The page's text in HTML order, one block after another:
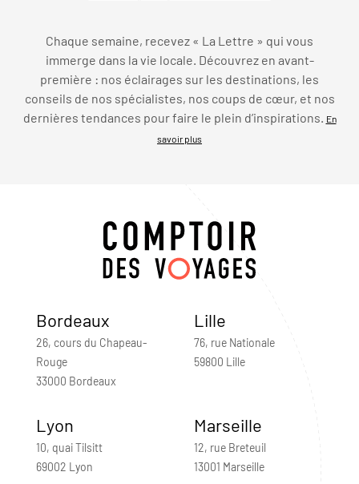
Chaque semaine, recevez « La Lettre » qui vous
immerge dans la vie locale. Découvrez en avant-
première : nos éclairages sur les destinations, les
conseils de nos spécialistes, nos coups de cœur, et nos
dernières tendances pour faire le plein d’inspirations. En
savoir plus
Bordeaux
26, cours du Chapeau-
Rouge
33000 Bordeaux
Lille
76, rue Nationale
59800 Lille
Lyon
10, quai Tilsitt
69002 Lyon
Marseille
12, rue Breteuil
13001 Marseille